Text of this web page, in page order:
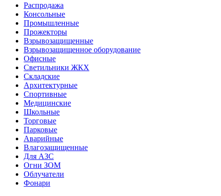
Распродажа
Консольные
Промышленные
Прожекторы
Взрывозащищенные
Взрывозащищенное оборудование
Офисные
Cветильники ЖКХ
Складские
Архитектурные
Спортивные
Медицинские
Школьные
Торговые
Парковые
Аварийные
Влагозащищенные
Для АЗС
Огни ЗОМ
Облучатели
Фонари